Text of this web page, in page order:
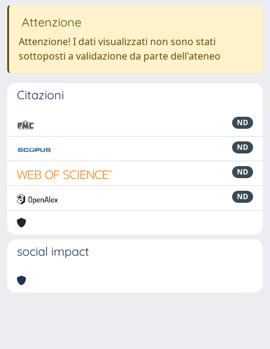
Attenzione
Attenzione! I dati visualizzati non sono stati
sottoposti a validazione da parte dell'ateneo
Citazioni
ND
ND
ND
ND
social impact